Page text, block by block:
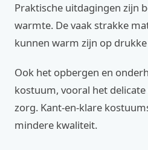
Praktische uitdagingen zijn
warmte. De vaak strakke
kunnen warm zijn op
Ook het opbergen en
kostuum, vooral het
zorg. Kant-en-klare
mindere kwaliteit.